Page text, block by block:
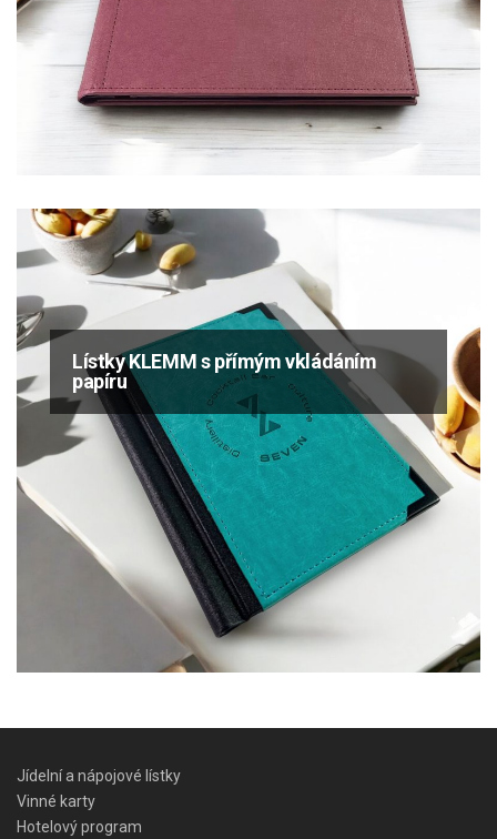
Lístky KLEMM s přímým vkládáním
papíru
Jídelní a nápojové lístky
Vinné karty
Hotelový program